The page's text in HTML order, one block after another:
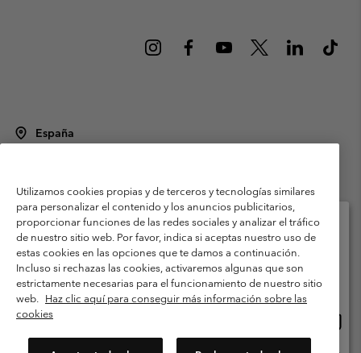
España
Condiciones de uso
Terminos de Venta
Garantía
Política de Privacidad
Términos y condiciones del programa de miembros
Términos De Uso Del Contenido Generado Por Los Usuarios
Impressum
Cookies Public CBCR
Servicio al cliente: Lu. - Vi. de 9:00 a 13:00 y de 14:00 a 18:00
Utilizamos cookies propias y de terceros y tecnologías similares
para personalizar el contenido y los anuncios publicitarios,
proporcionar funciones de las redes sociales y analizar el tráfico
de nuestro sitio web. Por favor, indica si aceptas nuestro uso de
estas cookies en las opciones que te damos a continuación.
Incluso si rechazas las cookies, activaremos algunas que son
estrictamente necesarias para el funcionamiento de nuestro sitio
web. Haz clic aquí para conseguir más información sobre las
cookies
Selecciona tu país e idioma envío
Compras en línea disponibles